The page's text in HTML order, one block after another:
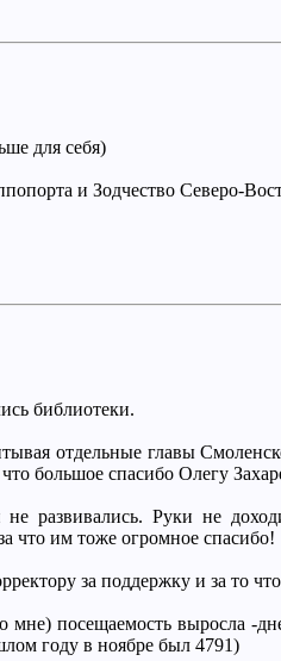
для себя)
и Зодчество Северо-
библиотеки.
отдельные главы
большое спасибо Олегу
развивались. Руки не
что им тоже огромное спасибо!
за поддержку и за то
мне) посещаемость выросла -
году в ноябре был 4791)